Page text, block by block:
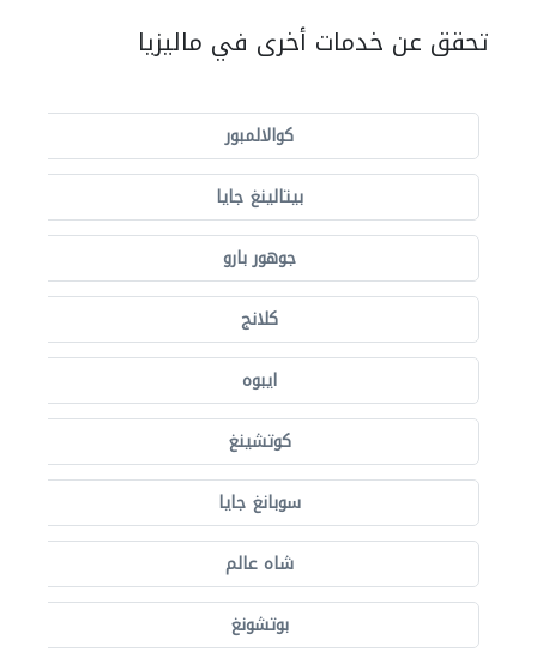
تحقق عن خدمات أخرى في ماليزيا
كوالالمبور
بيتالينغ جايا
جوهور بارو
كلانج
ايبوه
كوتشينغ
سوبانغ جايا
شاه عالم
بوتشونغ